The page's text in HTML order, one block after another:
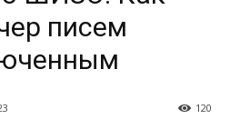
писем
120